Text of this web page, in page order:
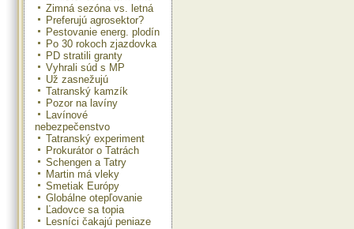
Zimná sezóna vs. letná
Preferujú agrosektor?
Pestovanie energ. plodín
Po 30 rokoch zjazdovka
PD stratili granty
Vyhrali súd s MP
Už zasnežujú
Tatranský kamzík
Pozor na lavíny
Lavínové
nebezpečenstvo
Tatranský experiment
Prokurátor o Tatrách
Schengen a Tatry
Martin má vleky
Smetiak Európy
Globálne otepľovanie
Ľadovce sa topia
Lesníci čakajú peniaze